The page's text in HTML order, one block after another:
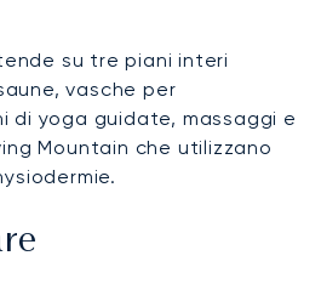
su tre piani interi
vasche per
di yoga guidate, massaggi e
Mountain che utilizzano